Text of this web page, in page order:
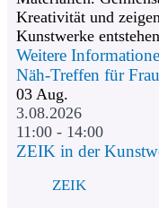
Kreativität und
Kunstwerke
Weitere
Näh-Treffen für
03 Aug.
3.08.2026
11:00 - 14:00
ZEIK in der
ZEIK